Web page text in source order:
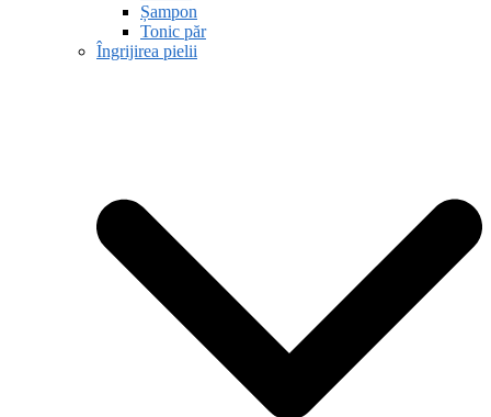
Șampon
Tonic păr
Îngrijirea pielii